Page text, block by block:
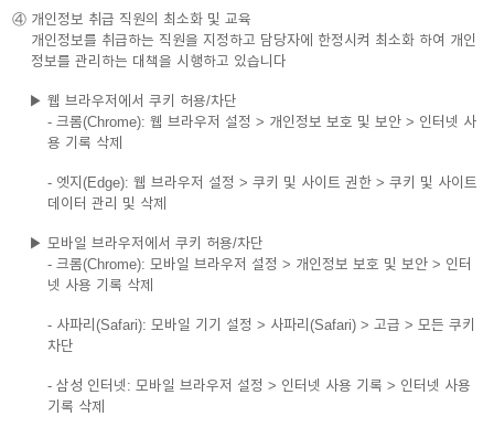
④ 개인정보 취급 직원의 최소화 및 교육
개인정보를 취급하는 직원을 지정하고 담당자에 한정시켜 최소화 하여 개인
정보를 관리하는 대책을 시행하고 있습니다
▶ 웹 브라우저에서 쿠키 허용/차단
- 크롬(Chrome): 웹 브라우저 설정 > 개인정보 보호 및 보안 > 인터넷 사
용 기록 삭제
- 엣지(Edge): 웹 브라우저 설정 > 쿠키 및 사이트 권한 > 쿠키 및 사이트
데이터 관리 및 삭제
▶ 모바일 브라우저에서 쿠키 허용/차단
- 크롬(Chrome): 모바일 브라우저 설정 > 개인정보 보호 및 보안 > 인터
넷 사용 기록 삭제
- 사파리(Safari): 모바일 기기 설정 > 사파리(Safari) > 고급 > 모든 쿠키
차단
- 삼성 인터넷: 모바일 브라우저 설정 > 인터넷 사용 기록 > 인터넷 사용
기록 삭제